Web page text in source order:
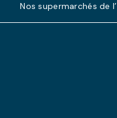
Nos supermarchés de